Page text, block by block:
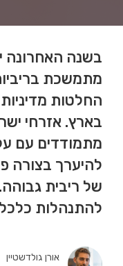
בשנה האחרונה
מתמשכת
החלטות
בארץ. אזרחי
מתמודדים עם
להיערך בצורה
להתנהלות
אורן גולדשטיין